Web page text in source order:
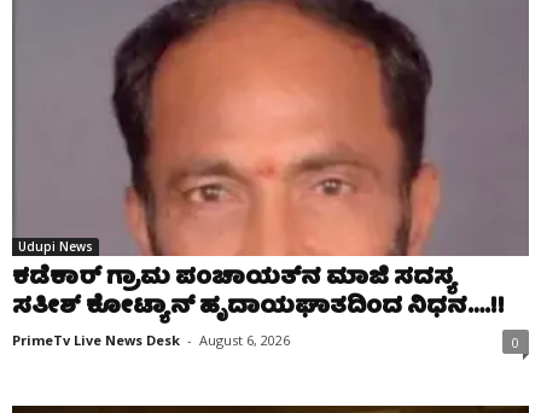
Udupi News
ಕಡೆಕಾರ್ ಗ್ರಾಮ ಪಂಚಾಯತ್‌ನ ಮಾಜಿ ಸದಸ್ಯ
ಸತೀಶ್ ಕೋಟ್ಯಾನ್ ಹೃದಾಯಘಾತದಿಂದ ನಿಧನ….!!
PrimeTv Live News Desk - August 6, 2026 0